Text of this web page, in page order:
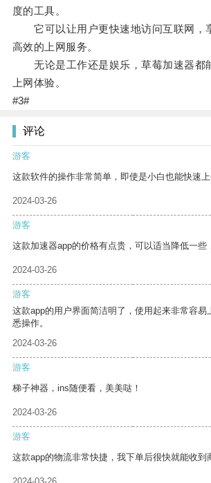
度的工具。
它可以让用户更快速地访问互联网，
高效的上网服务。
无论是工作还是娱乐，草莓加速器都
上网体验。
#3#
评论
游客
这款软件的操作非常简单，即使是小白也能快速上
2024-03-26
游客
这款加速器app的价格有点贵，可以适当降低一些
2024-03-26
游客
这款app的用户界面简洁明了，使用起来非常容易
悉操作。
2024-03-26
游客
梯子神器，ins随便看，美美哒！
2024-03-26
游客
这款app的物流非常快捷，我下单后很快就能收到